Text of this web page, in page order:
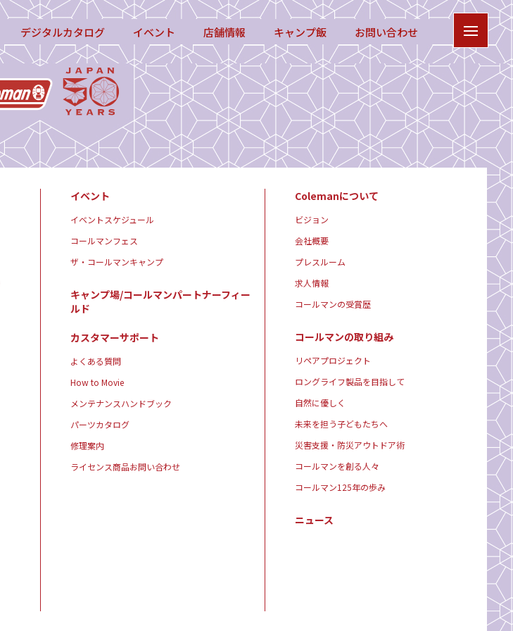
デジタルカタログ イベント 店舗情報 キャンプ飯 お問い合わせ
イベント
イベントスケジュール
コールマンフェス
ザ・コールマンキャンプ
キャンプ場/コールマンパートナーフィー
ルド
カスタマーサポート
よくある質問
How to Movie
メンテナンスハンドブック
パーツカタログ
修理案内
ライセンス商品お問い合わせ
Colemanについて
ビジョン
会社概要
プレスルーム
求人情報
コールマンの受賞歴
コールマンの取り組み
リペアプロジェクト
ロングライフ製品を目指して
自然に優しく
未来を担う子どもたちへ
災害支援・防災アウトドア術
コールマンを創る人々
コールマン125年の歩み
ニュース